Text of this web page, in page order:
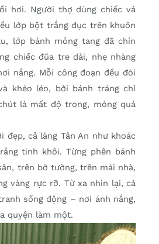
hơi. Người thợ dùng chiếc vá
lớp bột trắng đục trên khuôn
lớp bánh mỏng tang đã chín
chiếc đũa tre dài, nhẹ nhàng
nắng. Mỗi công đoạn đều đòi
khéo léo, bởi bánh tráng chỉ
là mất độ trong, mỏng quá
đẹp, cả làng Tân An như khoác
tinh khôi. Từng phên bánh
trên bờ tường, trên mái nhà,
vàng rực rỡ. Từ xa nhìn lại, cả
sống động – nơi ánh nắng,
quyện làm một.